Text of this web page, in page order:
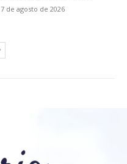
7 de agosto de 2026